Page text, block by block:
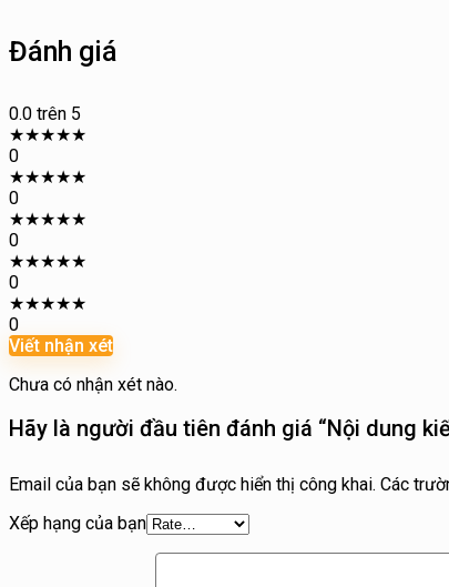
Đánh giá
0.0 trên 5
★★★★★
0
★★★★★
0
★★★★★
0
★★★★★
0
★★★★★
0
Viết nhận xét
Chưa có nhận xét nào.
Hãy là người đầu tiên đánh giá “Nội dung
Email của bạn sẽ không được hiển thị công khai. Các
Xếp hạng của bạn